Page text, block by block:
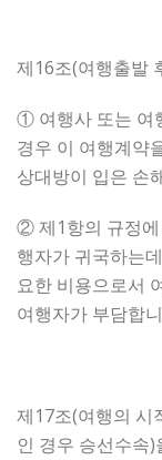
제16조(여행출발
① 여행사 또는 여
경우 이 여행계약
상대방이 입은 손
② 제1항의 규정에
행자가 귀국하는
요한 비용으로서
여행자가 부담합
제17조(여행의 시
인 경우 승선수속